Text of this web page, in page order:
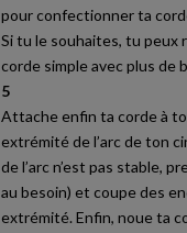
pour confectionner ta
Si tu le souhaites, tu peux
corde simple avec plus de
5
Attache enfin ta corde à
extrémité de l’arc de ton
de l’arc n’est pas stable,
au besoin) et coupe des
extrémité. Enfin, noue ta